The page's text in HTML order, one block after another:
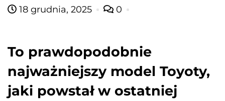
18 grudnia, 2025 0
To prawdopodobnie
najważniejszy model Toyoty,
jaki powstał w ostatniej